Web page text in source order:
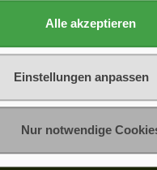
Alle akzeptieren
Einstellungen anpassen
Nur notwendige
Abdeckkappe 30 x 30 mm Z,
45.
In den Warenkorb